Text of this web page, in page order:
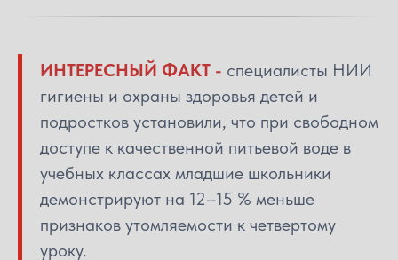
ИНТЕРЕСНЫЙ ФАКТ - специалисты НИИ
гигиены и охраны здоровья детей и
подростков установили, что при свободном
доступе к качественной питьевой воде в
учебных классах младшие школьники
демонстрируют на 12–15 % меньше
признаков утомляемости к четвертому
уроку.